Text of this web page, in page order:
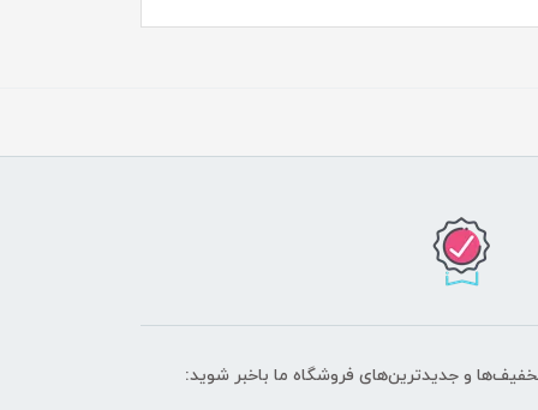
و جدیدترین‌های فروشگاه ما باخبر شوید: